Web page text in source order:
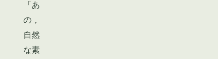
「あ
の，
自然
な素